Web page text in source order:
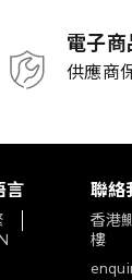
電子商
供應商
言 聯絡
香港
樓